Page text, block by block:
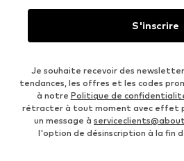
S'inscrire
Je souhaite recevoir des
tendances, les offres et les codes
à notre Politique de
rétracter à tout moment avec effet
un message à
l'option de désinscription à la fin